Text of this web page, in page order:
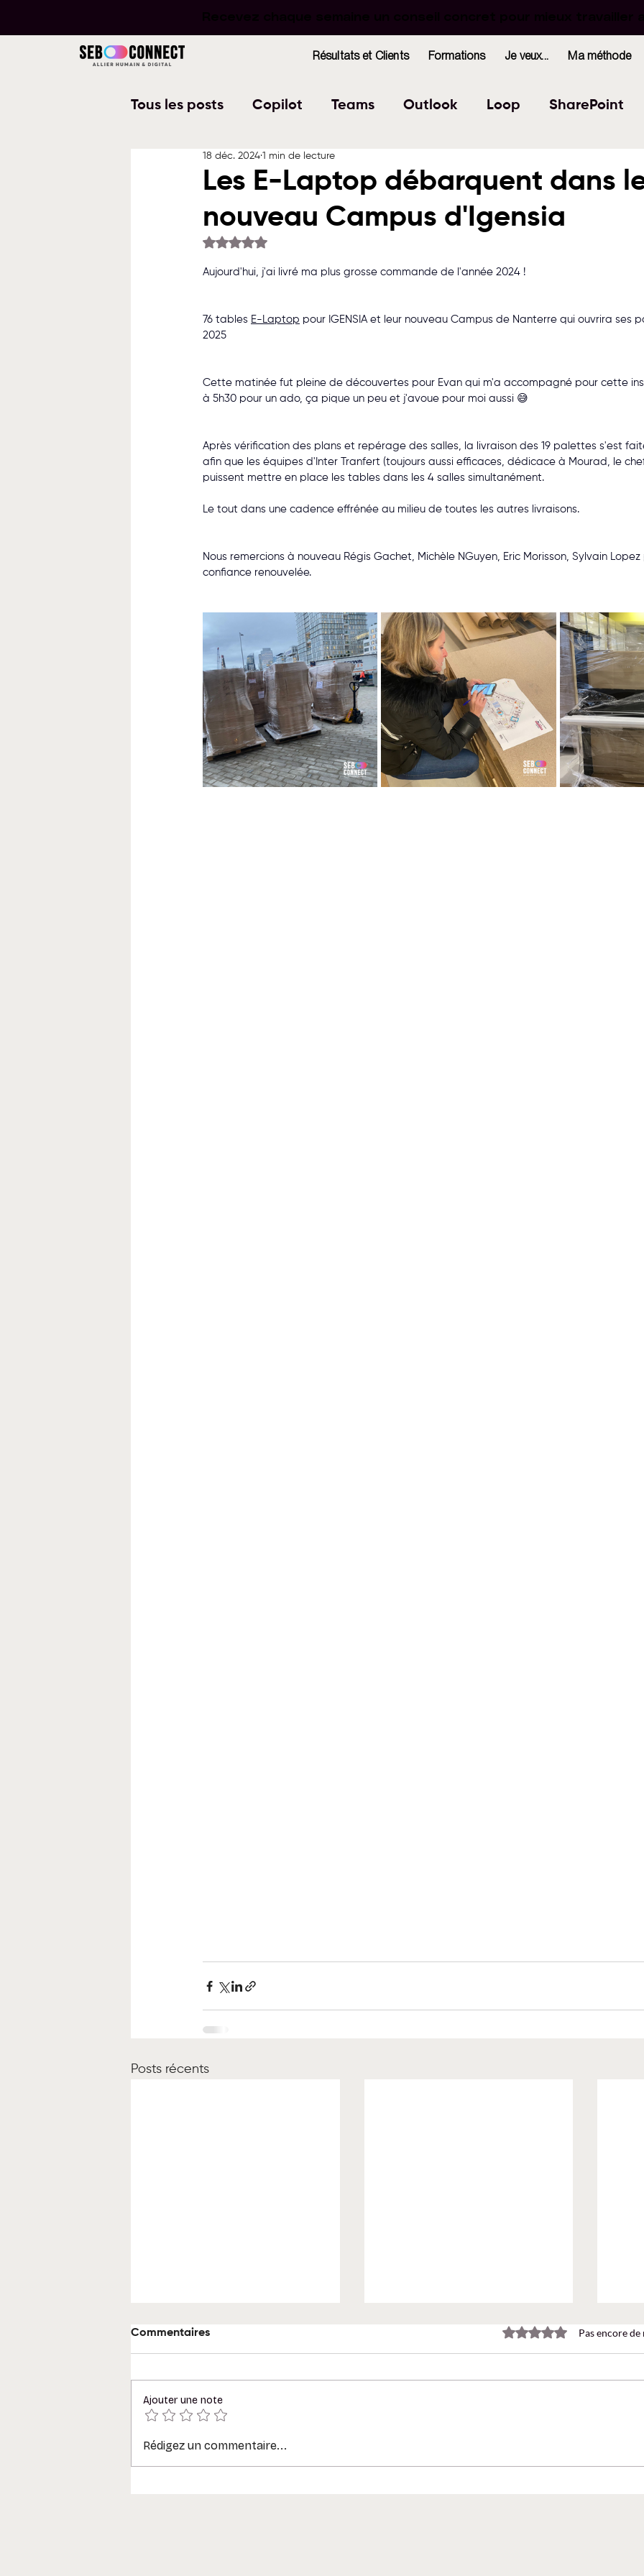
Recevez chaque semaine un conseil concret pour mieux travailler
Recevez chaque semaine un conseil concret pour mieux travailler
Résultats et Clients Formations Je veux... Ma méthode
Tous les posts Copilot Teams Outlook Loop SharePoint
PowerPoint Excel
Planner To Do Windows Bookings
Les E-Laptop débarquent dans
nouveau Campus d'Igensia
18 déc. 2024 1 min de lecture
Noté NaN étoiles sur 5.
Aujourd'hui, j'ai livré ma plus grosse commande de l'année 2024 !
76 tables E-Laptop pour IGENSIA et leur nouveau Campus de Nanterre qui ouvrira ses
2025
Cette matinée fut pleine de découvertes pour Evan qui m'a accompagné pour cette
à 5h30 pour un ado, ça pique un peu et j'avoue pour moi aussi 😅
Après vérification des plans et repérage des salles, la livraison des 19 palettes s'est
afin que les équipes d'Inter Tranfert (toujours aussi efficaces, dédicace à Mourad, le
puissent mettre en place les tables dans les 4 salles simultanément.
Le tout dans une cadence effrénée au milieu de toutes les autres livraisons.
Nous remercions à nouveau Régis Gachet, Michèle NGuyen, Eric Morisson, Sylvain Lopez
confiance renouvelée.
Posts récents
Glossaire Microsoft 365 : 30
Commentaires Noté 0 étoile sur 5.Pas encore de
Ajouter une note
Rédigez un commentaire...